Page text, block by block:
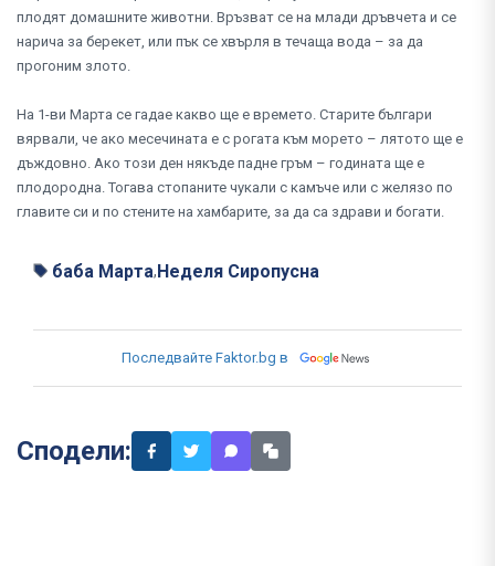
плодят домашните животни. Връзват се на млади дръвчета и се
нарича за берекет, или пък се хвърля в течаща вода – за да
прогоним злото.
На 1-ви Марта се гадае какво ще е времето. Старите българи
вярвали, че ако месечината е с рогата към морето – лятото ще е
дъждовно. Ако този ден някъде падне гръм – годината ще е
плодородна. Тогава стопаните чукали с камъче или с желязо по
главите си и по стените на хамбарите, за да са здрави и богати.
баба Марта,Неделя Сиропусна
Последвайте Faktor.bg в
Сподели: